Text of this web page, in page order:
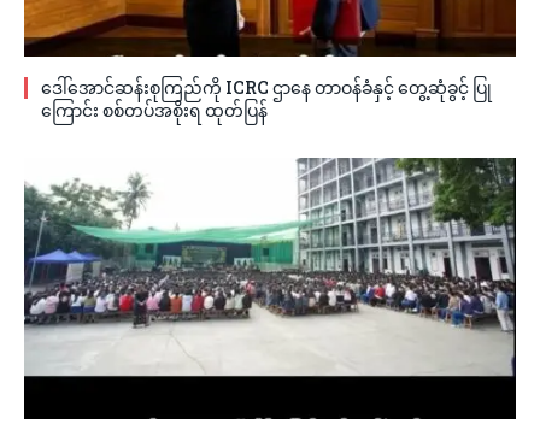
ဒေါ်အောင်ဆန်းစုကြည်ကို ICRC ဌာနေ တာဝန်ခံနှင့် တွေ့ဆုံခွင့် ပြု
ကြောင်း စစ်တပ်အစိုးရ ထုတ်ပြန်